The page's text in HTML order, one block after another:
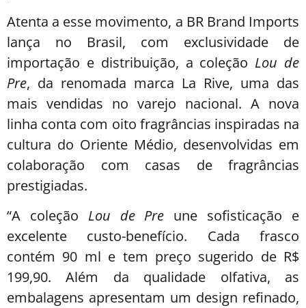
Atenta a esse movimento, a BR Brand Imports
lança no Brasil, com exclusividade de
importação e distribuição, a coleção Lou de
Pre, da renomada marca La Rive, uma das
mais vendidas no varejo nacional. A nova
linha conta com oito fragrâncias inspiradas na
cultura do Oriente Médio, desenvolvidas em
colaboração com casas de fragrâncias
prestigiadas.
“A coleção Lou de Pre une sofisticação e
excelente custo-benefício. Cada frasco
contém 90 ml e tem preço sugerido de R$
199,90. Além da qualidade olfativa, as
embalagens apresentam um design refinado,